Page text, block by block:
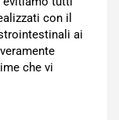
con il
ai
che vi